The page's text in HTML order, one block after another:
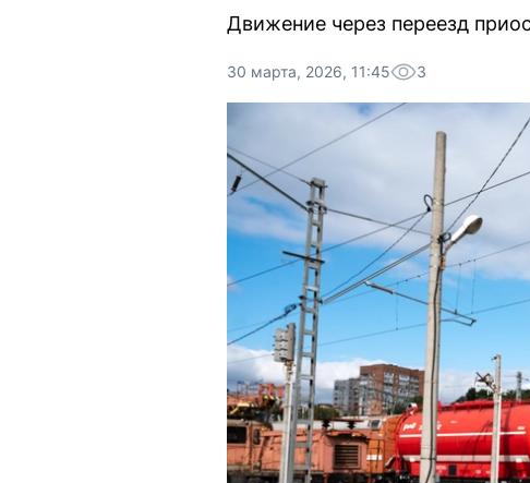
Движение через переезд
30 марта, 2026, 11:45 3